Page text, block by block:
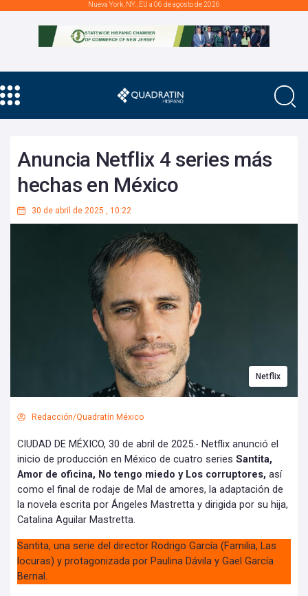
Nueva York, NY., EU a 06 de agosto de 2026
Anuncia Netflix 4 series más
hechas en México
30 de abril de 2025 , 10:22
Netflix
Redacción/Quadratín México
CIUDAD DE MÉXICO, 30 de abril de 2025.- Netflix anunció el
inicio de producción en México de cuatro series Santita,
Amor de oficina, No tengo miedo y Los corruptores, así
como el final de rodaje de Mal de amores, la adaptación de
la novela escrita por Ángeles Mastretta y dirigida por su hija,
Catalina Aguilar Mastretta.
Santita, una serie del director Rodrigo García (Familia, Las
locuras) y protagonizada por Paulina Dávila y Gael García
Bernal.